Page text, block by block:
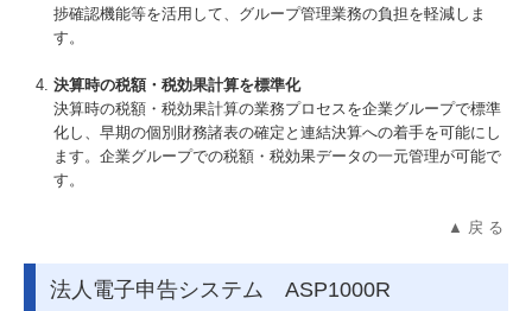
捗確認機能等を活用して、グループ管理業務の負担を軽減しま
す。
決算時の税額・税効果計算を標準化
決算時の税額・税効果計算の業務プロセスを企業グループで標準
化し、早期の個別財務諸表の確定と連結決算への着手を可能にし
ます。企業グループでの税額・税効果データの一元管理が可能で
す。
▲ 戻 る
法人電子申告システム ASP1000R